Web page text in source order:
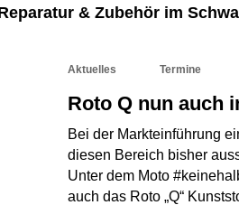
& Zubehör im
Aktuelles Termine
Roto Q nun auch
Bei der Markteinführung
diesen Bereich bisher
Unter dem Moto
auch das Roto „Q“